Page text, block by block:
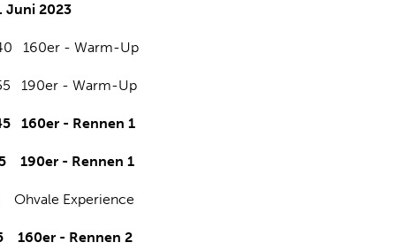
Juni 2023
160er - Warm-Up
190er - Warm-Up
160er - Rennen 1
190er - Rennen 1
Ohvale Experience
160er - Rennen 2